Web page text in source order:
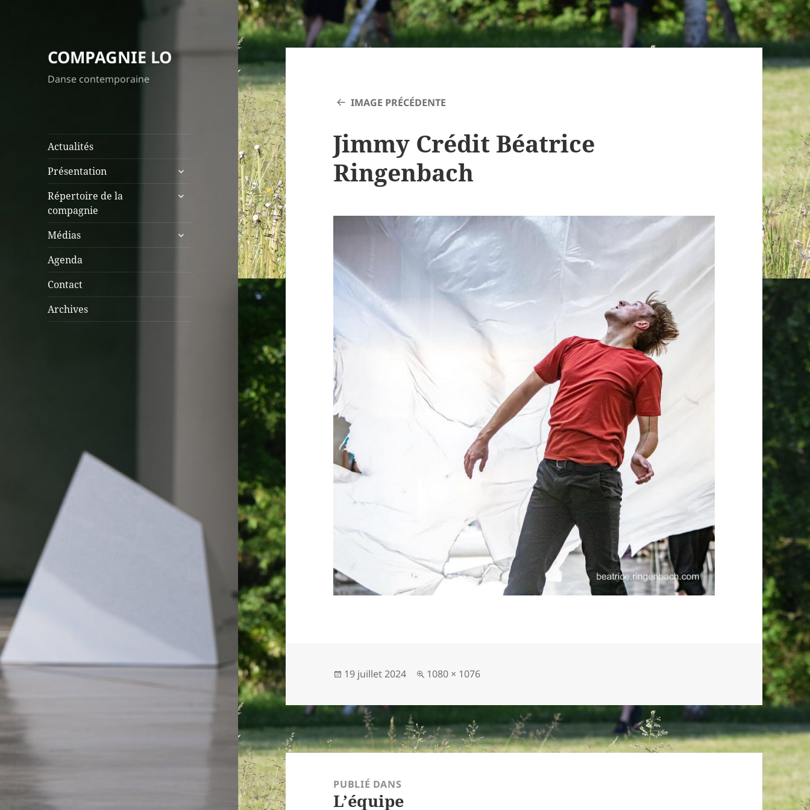
COMPAGNIE LO
Danse contemporaine
Actualités
Présentation
ouvrir
sous-
Répertoire de la
compagnie
ouvrir
menu
Médias
ouvrir
Agenda
Contact
Archives
IMAGE PRÉCÉDENTE
Jimmy Crédit Béatrice
Ringenbach
Publié
19 juillet 2024
Taille
1080 × 1076
Navigation
de
l’article
PUBLIÉ DANS
L’équipe